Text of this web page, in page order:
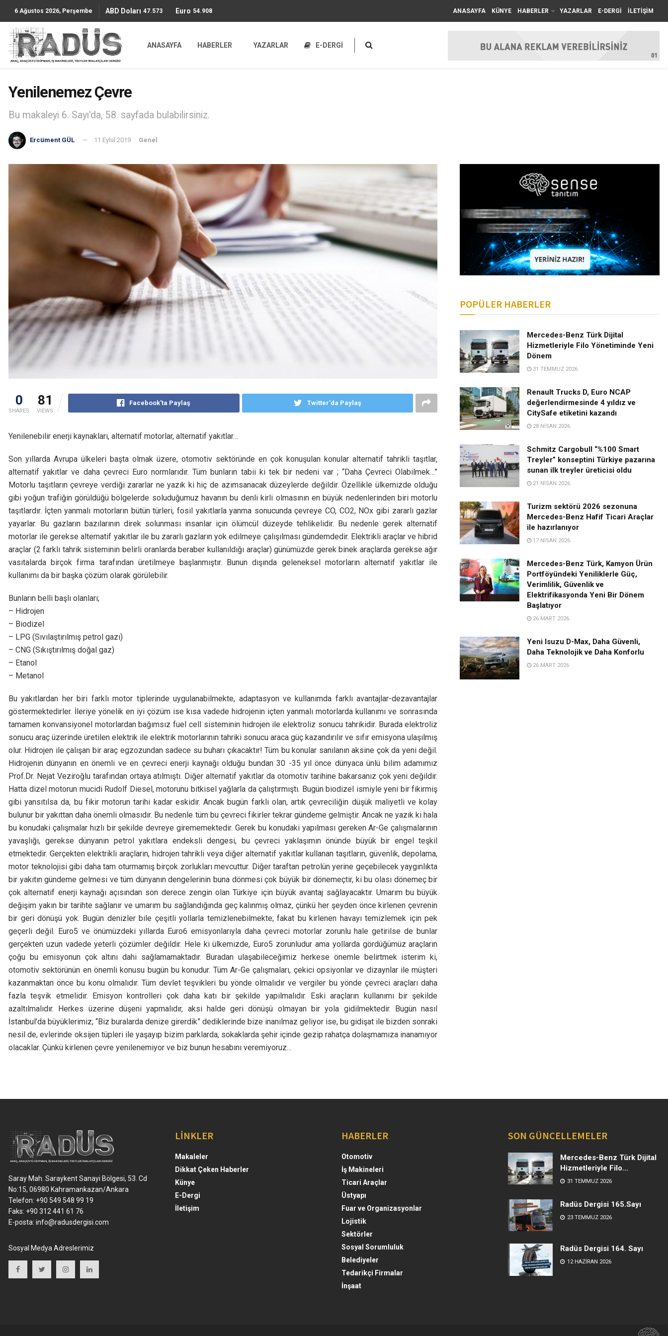
6 Ağustos 2026, Perşembe ABD Doları 47.5736 Euro 54.9087 ANASAYFA KÜNYE HABERLER YAZARLAR E-DERGİ İLETİŞİM
ANASAYFA HABERLER YAZARLAR E-DERGİ
Yenilenemez Çevre
Bu makaleyi 6. Sayı'da, 58. sayfada bulabilirsiniz.
Ercüment GÜL 11 Eylül 2019 Genel
0
SHARES
81
VIEWS
Facebook'ta Paylaş Twitter'da Paylaş
Yenilenebilir enerji kaynakları, alternatif motorlar, alternatif yakıtlar…
Son yıllarda Avrupa ülkeleri başta olmak üzere, otomotiv sektöründe en çok konuşulan konular alternatif tahrikli taşıtlar,
alternatif yakıtlar ve daha çevreci Euro normlarıdır. Tüm bunların tabii ki tek bir nedeni var ; “Daha Çevreci Olabilmek…”
Motorlu taşıtların çevreye verdiği zararlar ne yazık ki hiç de azımsanacak düzeylerde değildir. Özellikle ülkemizde olduğu
gibi yoğun trafiğin görüldüğü bölgelerde soluduğumuz havanın bu denli kirli olmasının en büyük nedenlerinden biri motorlu
taşıtlardır. İçten yanmalı motorların bütün türleri, fosil yakıtlarla yanma sonucunda çevreye CO, CO2, NOx gibi zararlı gazlar
yayarlar. Bu gazların bazılarının direk solunması insanlar için ölümcül düzeyde tehlikelidir. Bu nedenle gerek alternatif
motorlar ile gerekse alternatif yakıtlar ile bu zararlı gazların yok edilmeye çalışılması gündemdedir. Elektrikli araçlar ve hibrid
araçlar (2 farklı tahrik sisteminin belirli oranlarda beraber kullanıldığı araçlar) günümüzde gerek binek araçlarda gerekse ağır
vasıtalarda birçok firma tarafından üretilmeye başlanmıştır. Bunun dışında geleneksel motorların alternatif yakıtlar ile
kullanımı da bir başka çözüm olarak görülebilir.
Bunların belli başlı olanları;
– Hidrojen
– Biodizel
– LPG (Sıvılaştırılmış petrol gazı)
– CNG (Sıkıştırılmış doğal gaz)
– Etanol
– Metanol
Bu yakıtlardan her biri farklı motor tiplerinde uygulanabilmekte, adaptasyon ve kullanımda farklı avantajlar-dezavantajlar
göstermektedirler. İleriye yönelik en iyi çözüm ise kısa vadede hidrojenin içten yanmalı motorlarda kullanımı ve sonrasında
tamamen konvansiyonel motorlardan bağımsız fuel cell sisteminin hidrojen ile elektroliz sonucu tahrikidir. Burada elektroliz
sonucu araç üzerinde üretilen elektrik ile elektrik motorlarının tahriki sonucu araca güç kazandırılır ve sıfır emisyona ulaşılmış
olur. Hidrojen ile çalışan bir araç egzozundan sadece su buharı çıkacaktır! Tüm bu konular sanılanın aksine çok da yeni değil.
Hidrojenin dünyanın en önemli ve en çevreci enerji kaynağı olduğu bundan 30 -35 yıl önce dünyaca ünlü bilim adamımız
Prof.Dr. Nejat Veziroğlu tarafından ortaya atılmıştı. Diğer alternatif yakıtlar da otomotiv tarihine bakarsanız çok yeni değildir.
Hatta dizel motorun mucidi Rudolf Diesel, motorunu bitkisel yağlarla da çalıştırmıştı. Bugün biodizel ismiyle yeni bir fikirmiş
gibi yansıtılsa da, bu fikir motorun tarihi kadar eskidir. Ancak bugün farklı olan, artık çevreciliğin düşük maliyetli ve kolay
bulunur bir yakıttan daha önemli olmasıdır. Bu nedenle tüm bu çevreci fikirler tekrar gündeme gelmiştir. Ancak ne yazık ki hala
bu konudaki çalışmalar hızlı bir şekilde devreye girememektedir. Gerek bu konudaki yapılması gereken Ar-Ge çalışmalarının
yavaşlığı, gerekse dünyanın petrol yakıtlara endeksli dengesi, bu çevreci yaklaşımın önünde büyük bir engel teşkil
etmektedir. Gerçekten elektrikli araçların, hidrojen tahrikli veya diğer alternatif yakıtlar kullanan taşıtların, güvenlik, depolama,
motor teknolojisi gibi daha tam oturmamış birçok zorlukları mevcuttur. Diğer taraftan petrolün yerine geçebilecek yaygınlıkta
bir yakıtın gündeme gelmesi ve tüm dünyanın dengelerinin buna dönmesi çok büyük bir dönemeçtir, ki bu olası dönemeç bir
çok alternatif enerji kaynağı açısından son derece zengin olan Türkiye için büyük avantaj sağlayacaktır. Umarım bu büyük
değişim yakın bir tarihte sağlanır ve umarım bu sağlandığında geç kalınmış olmaz, çünkü her şeyden önce kirlenen çevrenin
bir geri dönüşü yok. Bugün denizler bile çeşitli yollarla temizlenebilmekte; fakat bu kirlenen havayı temizlemek için pek
geçerli değil. Euro5 ve önümüzdeki yıllarda Euro6 emisyonlarıyla daha çevreci motorlar zorunlu hale getirilse de bunlar
gerçekten uzun vadede yeterli çözümler değildir. Hele ki ülkemizde, Euro5 zorunludur ama yollarda gördüğümüz araçların
çoğu bu emisyonun çok altını dahi sağlamamaktadır. Buradan ulaşabileceğimiz herkese önemle belirtmek isterim ki,
otomotiv sektörünün en önemli konusu bugün bu konudur. Tüm Ar-Ge çalışmaları, çekici opsiyonlar ve dizaynlar ile müşteri
kazanmaktan önce bu konu olmalıdır. Tüm devlet teşvikleri bu yönde olmalıdır ve vergiler bu yönde çevreci araçları daha
fazla teşvik etmelidir. Emisyon kontrolleri çok daha katı bir şekilde yapılmalıdır. Eski araçların kullanımı bir şekilde
azaltılmalıdır. Herkes üzerine düşeni yapmalıdır, aksi halde geri dönüşü olmayan bir yola gidilmektedir. Bugün nasıl
İstanbul’da büyüklerimiz; “Biz buralarda denize girerdik” dediklerinde bize inanılmaz geliyor ise, bu gidişat ile bizden sonraki
nesil de, evlerinde oksijen tüpleri ile yaşayıp bizim parklarda, sokaklarda şehir içinde gezip rahatça dolaşmamıza inanamıyor
olacaklar. Çünkü kirlenen çevre yenilenemiyor ve biz bunun hesabını veremiyoruz…
POPÜLER HABERLER
Mercedes-Benz Türk Dijital
Hizmetleriyle Filo Yönetiminde Yeni
Dönem
31 TEMMUZ 2026
Renault Trucks D, Euro NCAP
değerlendirmesinde 4 yıldız ve
CitySafe etiketini kazandı
28 NISAN 2026
Schmitz Cargobull “%100 Smart
Treyler” konseptini Türkiye pazarına
sunan ilk treyler üreticisi oldu
21 NISAN 2026
Turizm sektörü 2026 sezonuna
Mercedes-Benz Hafif Ticari Araçlar
ile hazırlanıyor
17 NISAN 2026
Mercedes-Benz Türk, Kamyon Ürün
Portföyündeki Yeniliklerle Güç,
Verimlilik, Güvenlik ve
Elektrifikasyonda Yeni Bir Dönem
Başlatıyor
26 MART 2026
Yeni Isuzu D-Max, Daha Güvenli,
Daha Teknolojik ve Daha Konforlu
26 MART 2026
Saray Mah. Saraykent Sanayi Bölgesi, 53. Cd
No:15, 06980 Kahramankazan/Ankara
Telefon: +90 549 548 99 19
Faks: +90 312 441 61 76
E-posta: info@radusdergisi.com
Sosyal Medya Adreslerimiz
LİNKLER
Makaleler
Dikkat Çeken Haberler
Künye
E-Dergi
İletişim
HABERLER
Otomotiv
İş Makineleri
Ticari Araçlar
Üstyapı
Fuar ve Organizasyonlar
Lojistik
Sektörler
Sosyal Sorumluluk
Belediyeler
Tedarikçi Firmalar
İnşaat
SON GÜNCELLEMELER
Mercedes-Benz Türk Dijital
Hizmetleriyle Filo
Yönetiminde Yeni Dönem
31 TEMMUZ 2026
Radüs Dergisi 165.Sayı
23 TEMMUZ 2026
Radüs Dergisi 164. Sayı
12 HAZIRAN 2026